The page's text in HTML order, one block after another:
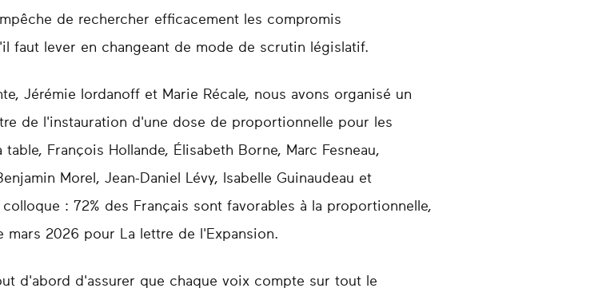
de rechercher efficacement les compromis
faut lever en changeant de mode de scrutin législatif.
Jérémie Iordanoff et Marie Récale, nous avons organisé un
de l'instauration d'une dose de proportionnelle pour les
François Hollande, Élisabeth Borne, Marc Fesneau,
Morel, Jean-Daniel Lévy, Isabelle Guinaudeau et
: 72% des Français sont favorables à la proportionnelle,
mars 2026 pour La lettre de l'Expansion.
d'abord d'assurer que chaque voix compte sur tout le